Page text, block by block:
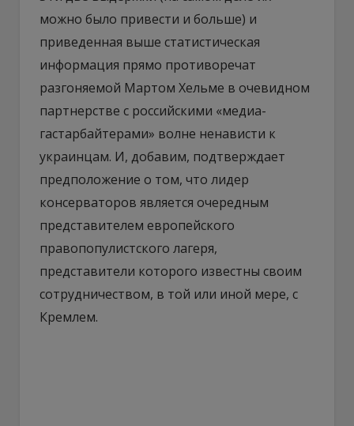
можно было привести и больше) и
приведенная выше статистическая
информация прямо противоречат
разгоняемой Мартом Хельме в очевидном
партнерстве с российскими «медиа-
гастарбайтерами» волне ненависти к
украинцам. И, добавим, подтверждает
предположение о том, что лидер
консерваторов является очередным
представителем европейского
правопопулистского лагеря,
представители которого известны своим
сотрудничеством, в той или иной мере, с
Кремлем.